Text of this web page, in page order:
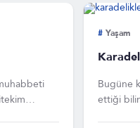
#Yaşam
Bugüne
ettiği